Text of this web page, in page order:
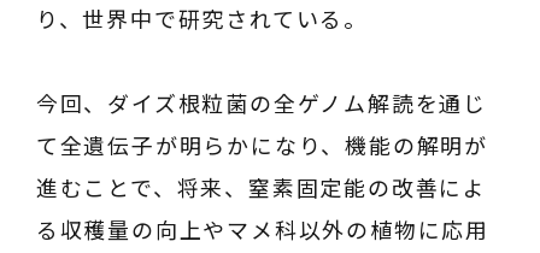
り、世界中で研究されている。
今回、ダイズ根粒菌の全ゲノム解読を通じ
て全遺伝子が明らかになり、機能の解明が
進むことで、将来、窒素固定能の改善によ
る収穫量の向上やマメ科以外の植物に応用